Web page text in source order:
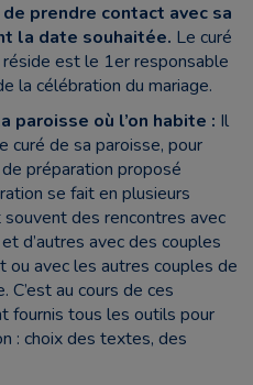
prendre contact avec sa
la date souhaitée. Le curé
réside est le 1er responsable
la célébration du mariage.
paroisse où l’on habite : Il
curé de sa paroisse, pour
préparation proposé
se fait en plusieurs
des rencontres avec
d’autres avec des couples
ou avec les autres couples de
C’est au cours de ces
fournis tous les outils pour
: choix des textes, des